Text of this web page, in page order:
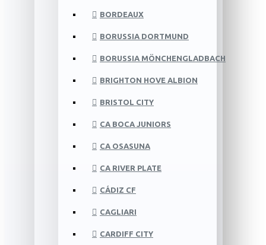
BORDEAUX
BORUSSIA DORTMUND
BORUSSIA MÖNCHENGLADBACH
BRIGHTON HOVE ALBION
BRISTOL CITY
CA BOCA JUNIORS
CA OSASUNA
CA RIVER PLATE
CÁDIZ CF
CAGLIARI
CARDIFF CITY